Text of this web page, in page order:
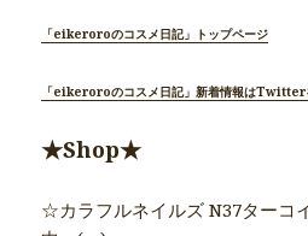
「eikeroroのコスメ日記」トップページ
「eikeroroのコスメ日記」新着情報はTwitter
★Shop★
☆カラフルネイルズ N37ターコ